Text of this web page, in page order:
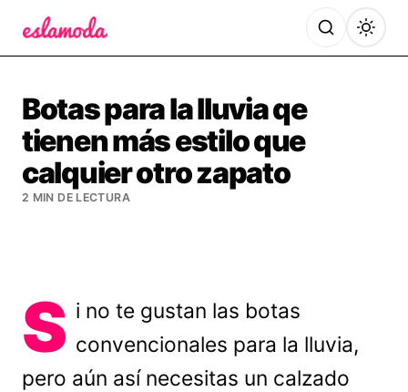
Botas para la lluvia qe
tienen más estilo que
calquier otro zapato
2 MIN DE LECTURA
S i no te gustan las botas
convencionales para la lluvia,
pero aún así necesitas un calzado